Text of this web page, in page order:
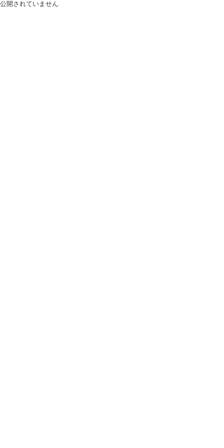
公開されていません